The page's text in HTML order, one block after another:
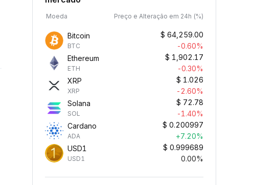
Moeda Preço e Alteração em 24h (%)
Bitcoin
BTC
$ 64,259.00
-0.60%
Ethereum
ETH
$ 1,902.17
-0.30%
XRP
XRP
$ 1.026
-2.60%
Solana
SOL
$ 72.78
-1.40%
Cardano
ADA
$ 0.200997
+7.20%
USD1
USD1
$ 0.999689
0.00%